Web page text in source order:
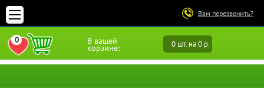
Вам перезвонить?
В вашей
корзине: 0 шт. на 0 р.
0
ПЕРЕЙТИ В ИЗБРАННОЕ